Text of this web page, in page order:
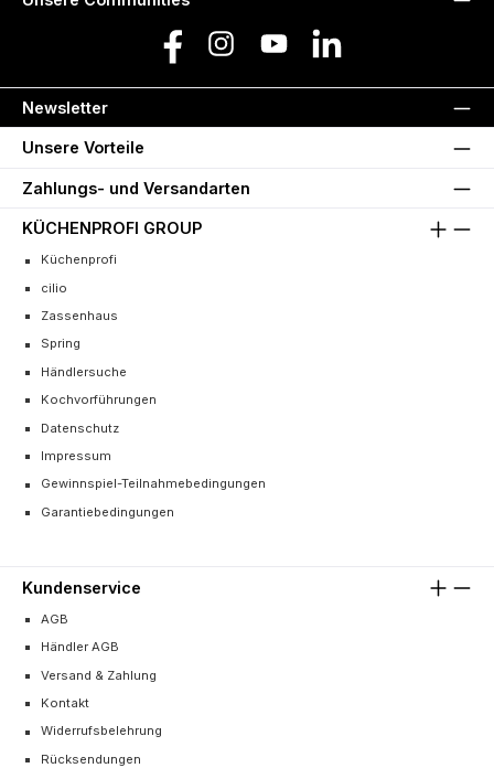
Facebook Instagram YouTube LinkedIn
Newsletter
Unsere Vorteile
Zahlungs- und Versandarten
KÜCHENPROFI GROUP
Küchenprofi
cilio
Zassenhaus
Spring
Händlersuche
Kochvorführungen
Datenschutz
Impressum
Gewinnspiel-Teilnahmebedingungen
Garantiebedingungen
Kundenservice
AGB
Händler AGB
Versand & Zahlung
Kontakt
Widerrufsbelehrung
Rücksendungen